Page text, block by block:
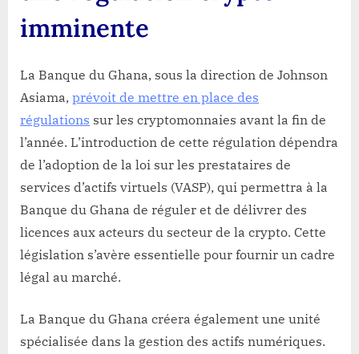
imminente
La Banque du Ghana, sous la direction de Johnson
Asiama, prévoit de mettre en place des
régulations sur les cryptomonnaies avant la fin de
l’année. L’introduction de cette régulation dépendra
de l’adoption de la loi sur les prestataires de
services d’actifs virtuels (VASP), qui permettra à la
Banque du Ghana de réguler et de délivrer des
licences aux acteurs du secteur de la crypto. Cette
législation s’avère essentielle pour fournir un cadre
légal au marché.
La Banque du Ghana créera également une unité
spécialisée dans la gestion des actifs numériques.